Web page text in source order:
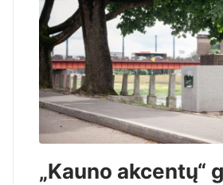
„Kauno akcentų“